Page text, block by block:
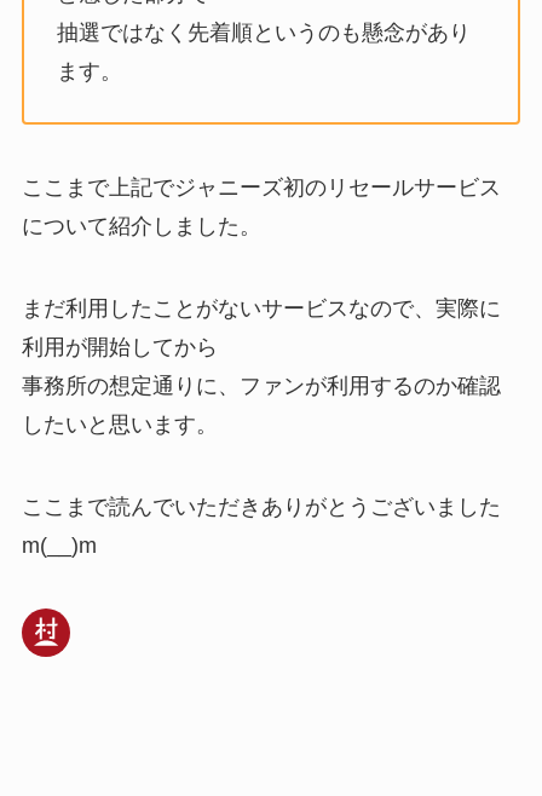
抽選ではなく先着順というのも懸念があり
ます。
ここまで上記でジャニーズ初のリセールサービス
について紹介しました。
まだ利用したことがないサービスなので、実際に
利用が開始してから
事務所の想定通りに、ファンが利用するのか確認
したいと思います。
ここまで読んでいただきありがとうございました
m(__)m